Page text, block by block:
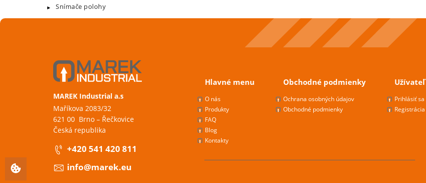
Snímače polohy
MAREK Industrial a.s
Maříkova 2083/32
621 00 Brno – Řečkovice
Česká republika
+420 541 420 811
info@marek.eu
Hlavné menu
O nás
Produkty
FAQ
Blog
Kontakty
Obchodné podmienky
Ochrana osobných údajov
Obchodné podmienky
Užívateľ
Prihlásiť sa
Registrácia